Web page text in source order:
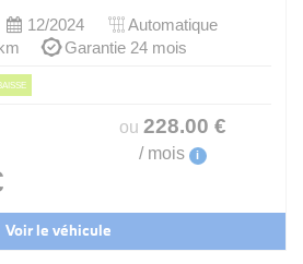
12/2024
Automatique
Garantie 24 mois
ou 228.00 €
/ mois i
Voir le véhicule